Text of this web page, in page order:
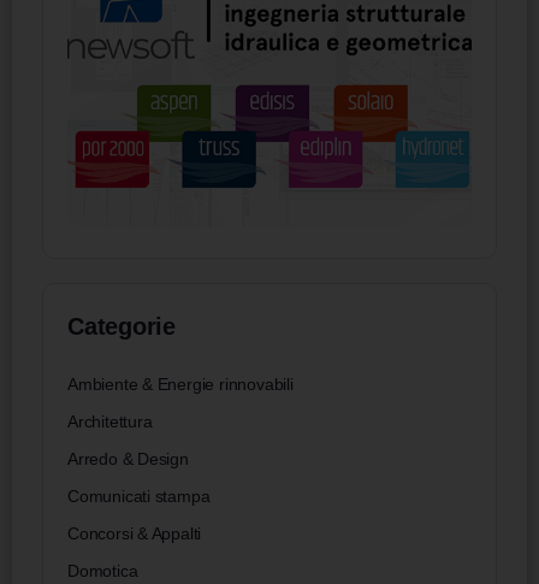
Categorie
Ambiente & Energie rinnovabili
Architettura
Arredo & Design
Comunicati stampa
Concorsi & Appalti
Domotica